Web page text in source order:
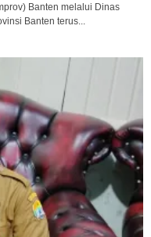
Banten melalui Dinas
Banten terus...